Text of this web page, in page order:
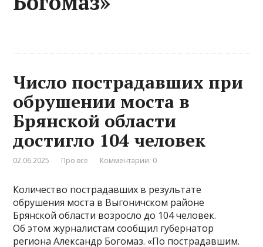
Число пострадавших при
обрушении моста в
Брянской области
достигло 104 человек
02.06.2025 Про все Комментарии: 0
Количество пострадавших в результате
обрушения моста в Выгоничском районе
Брянской области возросло до 104 человек.
Об этом журналистам сообщил губернатор
региона Александр Богомаз. «По пострадавшим.